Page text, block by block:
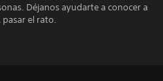
Déjanos ayudarte a conocer a
pasar el rato.